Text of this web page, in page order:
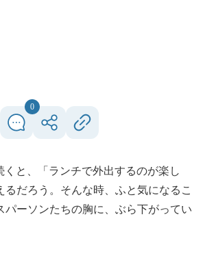
0
と、「ランチで外出するのが楽し
るだろう。そんな時、ふと気になるこ
パーソンたちの胸に、ぶら下がってい